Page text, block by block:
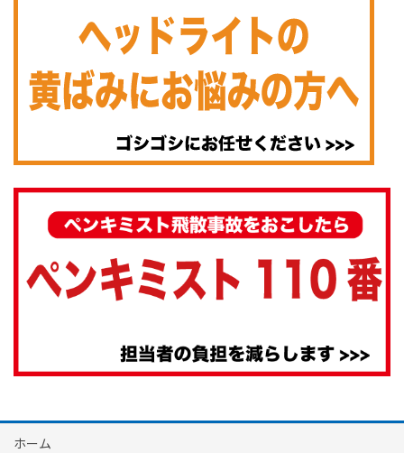
ホーム